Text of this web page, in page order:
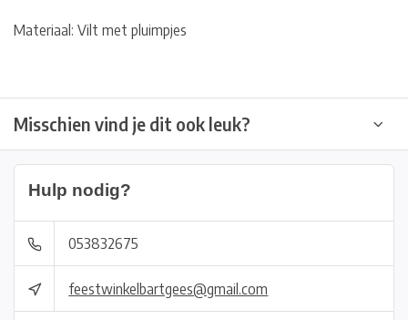
Materiaal: Vilt met pluimpjes
Misschien vind je dit ook leuk?
Hulp nodig?
053832675
feestwinkelbartgees@gmail.com